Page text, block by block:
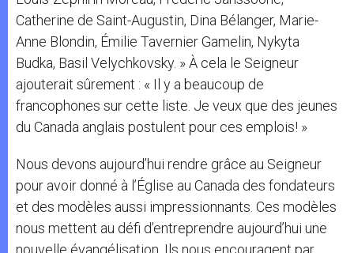
Catherine de Saint-Augustin, Dina Bélanger, Marie-
Anne Blondin, Émilie Tavernier Gamelin, Nykyta
Budka, Basil Velychkovsky. » À cela le Seigneur
ajouterait sûrement : « Il y a beaucoup de
francophones sur cette liste. Je veux que des jeunes
du Canada anglais postulent pour ces emplois! »
Nous devons aujourd’hui rendre grâce au Seigneur
pour avoir donné à l’Église au Canada des fondateurs
et des modèles aussi impressionnants. Ces modèles
nous mettent au défi d’entreprendre aujourd’hui une
nouvelle évangélisation. Ils nous encouragent par